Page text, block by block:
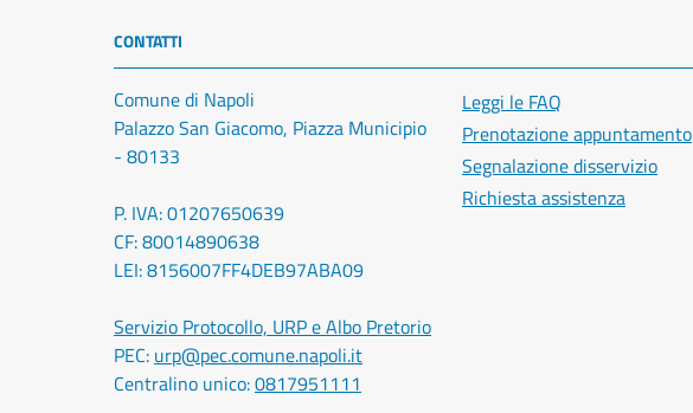
CONTATTI
Comune di Napoli
Palazzo San Giacomo, Piazza Municipio
- 80133
P. IVA: 01207650639
CF: 80014890638
LEI: 8156007FF4DEB97ABA09
Servizio Protocollo, URP e Albo Pretorio
PEC: urp@pec.comune.napoli.it
Centralino unico:0817951111
Leggi le FAQ
Prenotazione appuntamento
Segnalazione disservizio
Richiesta assistenza